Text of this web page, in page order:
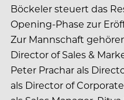
Böckeler steuert das
Opening-Phase zur
Zur Mannschaft
Director of Sales &
Peter Prachar als
als Director of